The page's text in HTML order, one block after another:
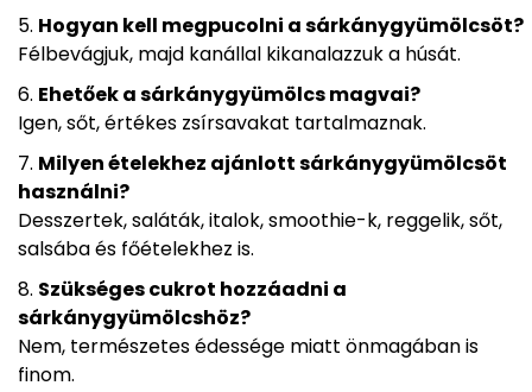
Hogyan kell megpucolni a sárkánygyümölcsöt?
Félbevágjuk, majd kanállal kikanalazzuk a húsát.
Ehetőek a sárkánygyümölcs magvai?
Igen, sőt, értékes zsírsavakat tartalmaznak.
Milyen ételekhez ajánlott sárkánygyümölcsöt
használni?
Desszertek, saláták, italok, smoothie-k, reggelik, sőt,
salsába és főételekhez is.
Szükséges cukrot hozzáadni a
sárkánygyümölcshöz?
Nem, természetes édessége miatt önmagában is
finom.